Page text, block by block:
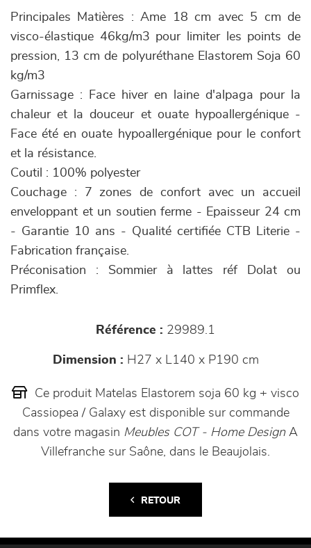
Principales Matières : Ame 18 cm avec 5 cm de
visco-élastique 46kg/m3 pour limiter les points de
pression, 13 cm de polyuréthane Elastorem Soja 60
kg/m3
Garnissage : Face hiver en laine d'alpaga pour la
chaleur et la douceur et ouate hypoallergénique -
Face été en ouate hypoallergénique pour le confort
et la résistance.
Coutil : 100% polyester
Couchage : 7 zones de confort avec un accueil
enveloppant et un soutien ferme - Epaisseur 24 cm
- Garantie 10 ans - Qualité certifiée CTB Literie -
Fabrication française.
Préconisation : Sommier à lattes réf Dolat ou
Primflex.
Référence : 29989.1
Dimension : H27 x L140 x P190 cm
Ce produit Matelas Elastorem soja 60 kg + visco
Cassiopea / Galaxy est disponible sur commande
dans votre magasin Meubles COT - Home DesignA
Villefranche sur Saône, dans le Beaujolais.
RETOUR